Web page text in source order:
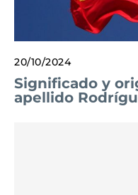
20/10/2024
Significado y
apellido